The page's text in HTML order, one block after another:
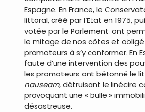
Espagne. En France, le
littoral, créé par l’Etat en 1975,
votée par le Parlement, ont
le mitage de nos côtes et obligé
promoteurs à s’y conformer. En
faute d’une intervention des
les promoteurs ont bétonné le
nauseam, détruisant le linéaire
provoquant une « bulle »
désastreuse.